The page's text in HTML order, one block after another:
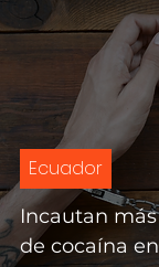
Incautan
de cocaína
Ecuador